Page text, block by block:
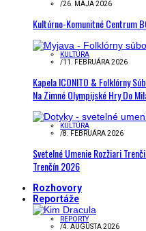
/26. MÁJA 2026
Kultúrno-Komunitné Centrum
KULTÚRA
/11. FEBRUÁRA 2026
Kapela ICONITO & Folklórny
Na Zimné Olympijské Hry Do
KULTÚRA
/8. FEBRUÁRA 2026
Svetelné Umenie Rozžiari
Trenčín 2026
Rozhovory
Reportáže
REPORTY
/4. AUGUSTA 2026